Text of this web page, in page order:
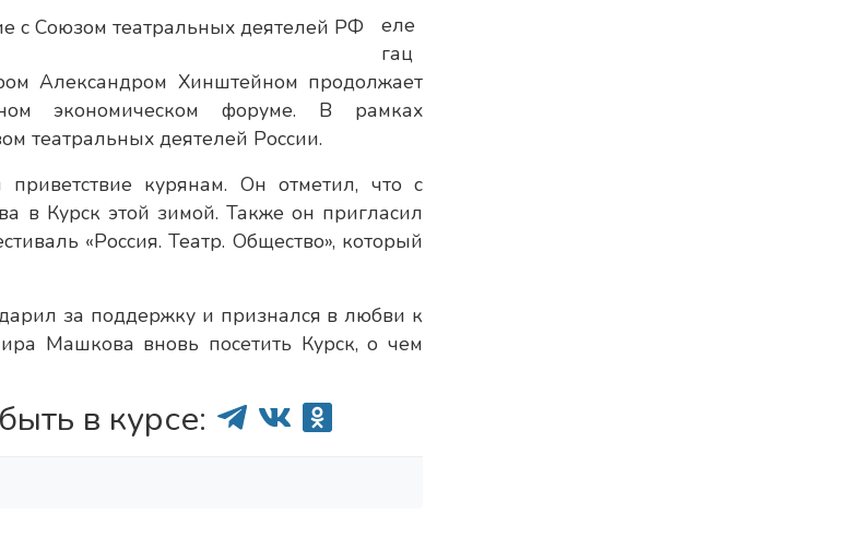
еле
гац
Александром Хинштейном продолжает
экономическом форуме. В рамках
театральных деятелей России.
курянам. Он отметил, что с
в Курск этой зимой. Также он пригласил
«Россия. Театр. Общество», который
за поддержку и признался в любви к
Машкова вновь посетить Курск, о чем
в курсе: